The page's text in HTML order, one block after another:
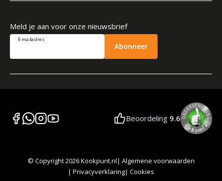
Meld je aan voor onze nieuwsbrief
E-mailadres
Abonneer
Beoordeling 9.6
© Copyright 2026 Kookpunt.nl| Algemene voorwaarden
| Privacyverklaring| Cookies